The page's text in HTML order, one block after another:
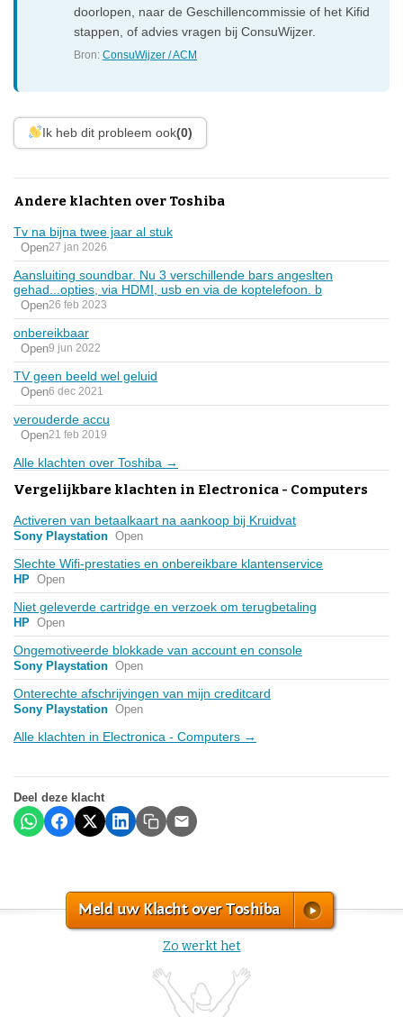
doorlopen, naar de Geschillencommissie of het Kifid
stappen, of advies vragen bij ConsuWijzer.
Bron:ConsuWijzer / ACM
Ik heb dit probleem ook(0)
Andere klachten over Toshiba
Tv na bijna twee jaar al stuk
Open27 jan 2026
Aansluiting soundbar. Nu 3 verschillende bars angeslten
gehad...opties, via HDMI, usb en via de koptelefoon. b
Open26 feb 2023
onbereikbaar
Open9 jun 2022
TV geen beeld wel geluid
Open6 dec 2021
verouderde accu
Open21 feb 2019
Alle klachten over Toshiba →
Vergelijkbare klachten in Electronica - Computers
Activeren van betaalkaart na aankoop bij Kruidvat
Sony Playstation Open
Slechte Wifi-prestaties en onbereikbare klantenservice
HP Open
Niet geleverde cartridge en verzoek om terugbetaling
HP Open
Ongemotiveerde blokkade van account en console
Sony Playstation Open
Onterechte afschrijvingen van mijn creditcard
Sony Playstation Open
Alle klachten in Electronica - Computers →
Deel deze klacht
Meld uw Klacht over Toshiba
Zo werkt het